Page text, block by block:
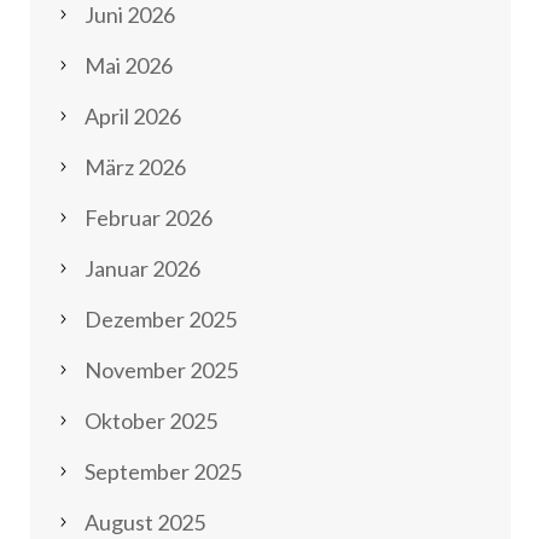
Juni 2026
Mai 2026
April 2026
März 2026
Februar 2026
Januar 2026
Dezember 2025
November 2025
Oktober 2025
September 2025
August 2025